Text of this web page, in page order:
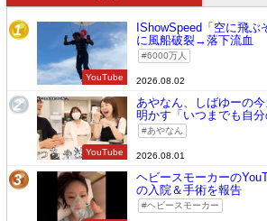
1
YouTube
IShowSpeed「空に飛ぶ
に風船破裂→落下流血
6000万人
2026.08.02
2
YouTube
あやなん、しばゆーの
明かす「いつまでも自
あやなん
2026.08.01
3
ヘビースモーカーの
の入院＆手術を報告
ヘビースモーカー